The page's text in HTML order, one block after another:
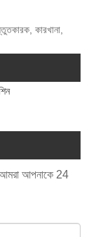
কারখানা,
আমরা আপনাকে 24